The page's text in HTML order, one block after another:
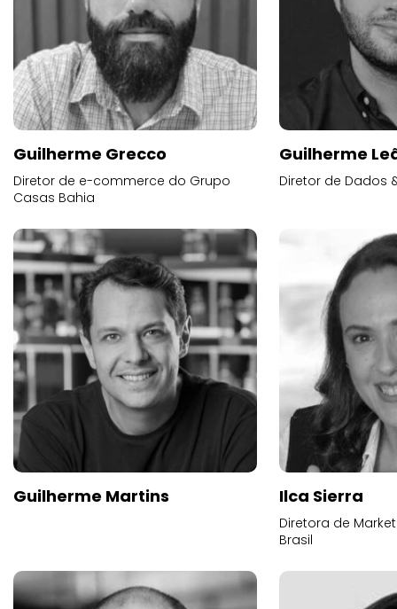
Guilherme Grecco
Diretor de e-commerce do Grupo
Casas Bahia
Guilherme
Diretor de Dados
Guilherme Martins Ilca Sierra
Diretora de
Brasil